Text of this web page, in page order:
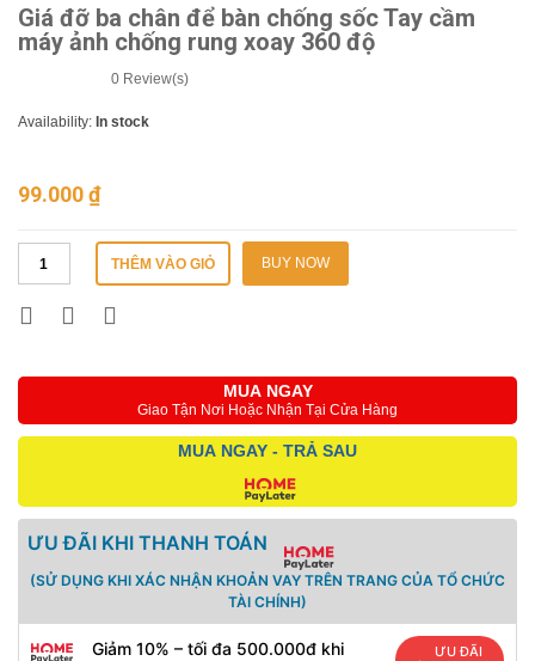
Giá đỡ ba chân để bàn chống sốc Tay cầm
máy ảnh chống rung xoay 360 độ
0 Review(s)
Availability: In stock
99.000₫
THÊM VÀO GIỎ BUY NOW
MUA NGAY
Giao Tận Nơi Hoặc Nhận Tại Cửa Hàng
MUA NGAY - TRẢ SAU
ƯU ĐÃI KHI THANH TOÁN
(SỬ DỤNG KHI XÁC NHẬN KHOẢN VAY TRÊN TRANG CỦA TỔ CHỨC
TÀI CHÍNH)
Giảm 10% – tối đa 500.000đ khi
ƯU ĐÃI